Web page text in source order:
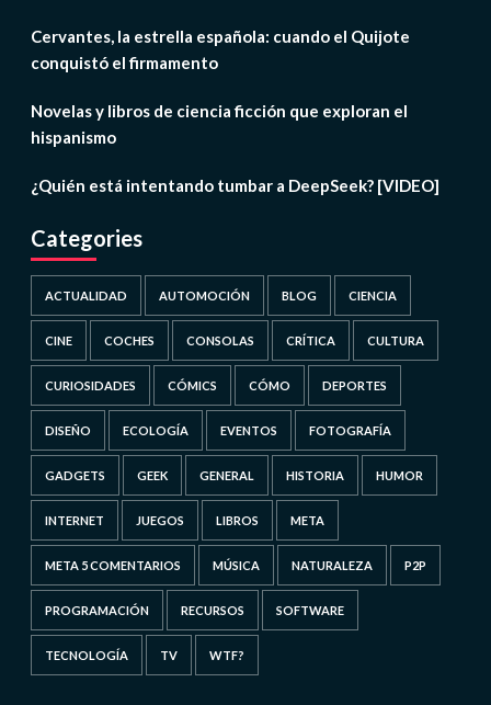
Cervantes, la estrella española: cuando el Quijote
conquistó el firmamento
Novelas y libros de ciencia ficción que exploran el
hispanismo
¿Quién está intentando tumbar a DeepSeek? [VIDEO]
Categories
ACTUALIDAD AUTOMOCIÓN BLOG CIENCIA
CINE COCHES CONSOLAS CRÍTICA CULTURA
CURIOSIDADES CÓMICS CÓMO DEPORTES
DISEÑO ECOLOGÍA EVENTOS FOTOGRAFÍA
GADGETS GEEK GENERAL HISTORIA HUMOR
INTERNET JUEGOS LIBROS META
META 5 COMENTARIOS MÚSICA NATURALEZA P2P
PROGRAMACIÓN RECURSOS SOFTWARE
TECNOLOGÍA TV WTF?